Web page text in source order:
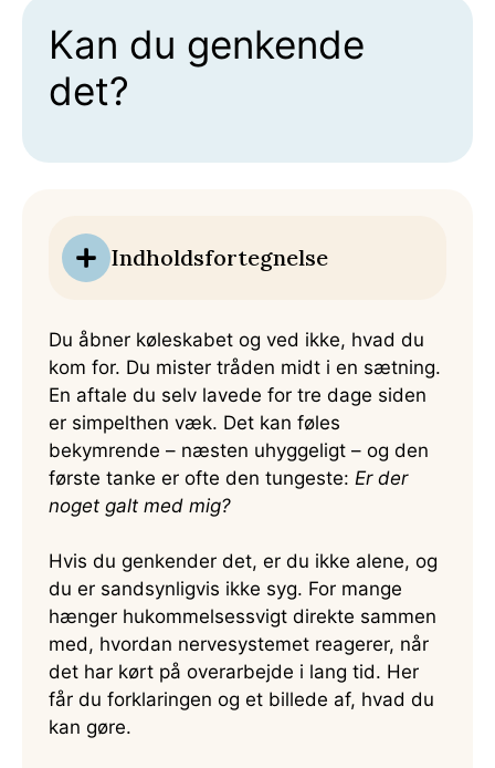
Kan du genkende
det?
Indholdsfortegnelse
Du åbner køleskabet og ved ikke, hvad du
kom for. Du mister tråden midt i en sætning.
En aftale du selv lavede for tre dage siden
er simpelthen væk. Det kan føles
bekymrende – næsten uhyggeligt – og den
første tanke er ofte den tungeste: Er der
noget galt med mig?
Hvis du genkender det, er du ikke alene, og
du er sandsynligvis ikke syg. For mange
hænger hukommelsessvigt direkte sammen
med, hvordan nervesystemet reagerer, når
det har kørt på overarbejde i lang tid. Her
får du forklaringen og et billede af, hvad du
kan gøre.